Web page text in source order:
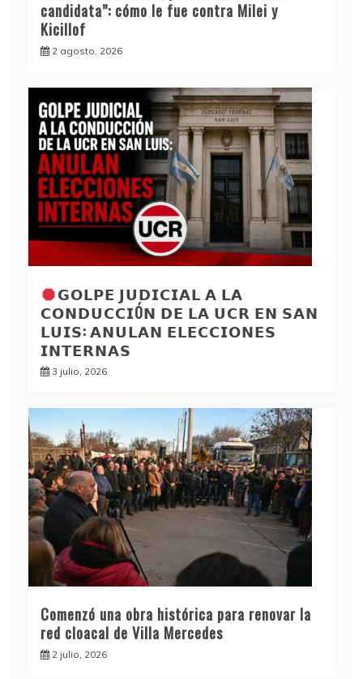
candidata”: cómo le fue contra Milei y
Kicillof
2 agosto, 2026
𝗚𝗢𝗟𝗣𝗘 𝗝𝗨𝗗𝗜𝗖𝗜𝗔𝗟 𝗔 𝗟𝗔
𝗖𝗢𝗡𝗗𝗨𝗖𝗖𝗜Ó𝗡 𝗗𝗘 𝗟𝗔 𝗨𝗖𝗥 𝗘𝗡 𝗦𝗔𝗡
𝗟𝗨𝗜𝗦: 𝗔𝗡𝗨𝗟𝗔𝗡 𝗘𝗟𝗘𝗖𝗖𝗜𝗢𝗡𝗘𝗦
𝗜𝗡𝗧𝗘𝗥𝗡𝗔𝗦
3 julio, 2026
Comenzó una obra histórica para renovar la
red cloacal de Villa Mercedes
2 julio, 2026